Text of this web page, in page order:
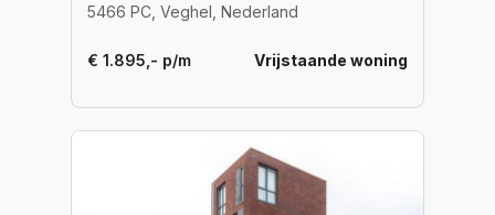
5466 PC, Veghel, Nederland
€ 1.895,- p/m Vrijstaande woning